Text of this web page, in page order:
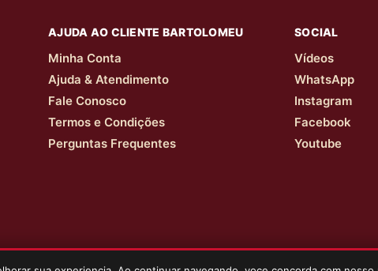
AJUDA AO CLIENTE BARTOLOMEU
Minha Conta
Ajuda & Atendimento
Fale Conosco
Termos e Condições
Perguntas Frequentes
SOCIAL
Vídeos
WhatsApp
Instagram
Facebook
Youtube